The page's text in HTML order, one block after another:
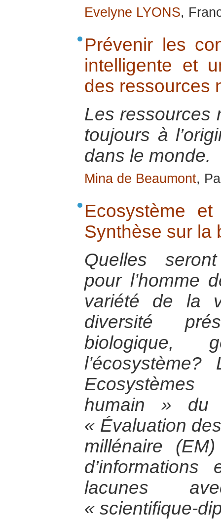
Evelyne LYONS,
Prévenir les
intelligente et
des ressources
Les ressources
toujours à
dans le monde.
Mina de Beaumont,
Ecosystème
Synthèse sur la
Quelles
pour l’homme
variété de la
diversité
biologique,
humain » du
« Évaluation
millénaire
lacunes
« scientifique-